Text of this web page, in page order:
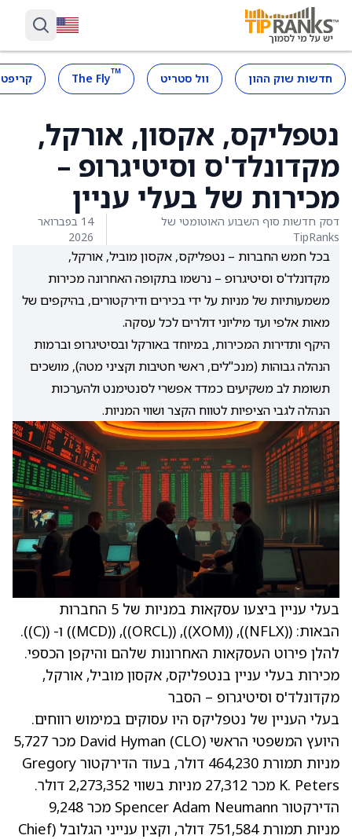
חדשות שוק ההון וול סטריט ™
The Fly
נטפליקס, אקסון, אורקל,
מקדונלד'ס וסיטיגרופ –
מכירות של בעלי עניין
דסק חדשות סוף השבוע האוטומטי של
TipRanks
14 בפברואר
2026
בכל חמש החברות – נטפליקס, אקסון מוביל, אורקל,
מקדונלד'ס וסיטיגרופ – נרשמו בתקופה האחרונה מכירות
משמעותיות של מניות על ידי בכירים ודירקטורים, בהיקפים של
מאות אלפי ועד מיליוני דולרים לכל עסקה.
היקף ותדירות המכירות, במיוחד באורקל ובסיטיגרופ וברמות
הנהלה גבוהות (מנכ"לים, ראשי חטיבות וקציני מטה), מושכים
תשומת לב משקיעים כמדד אפשרי לסנטימנט ולהערכות
הנהלה לגבי הציפיות לטווח הקצר ושווי המניות.
בעלי עניין ביצעו עסקאות במניות של 5 החברות
הבאות: ((NFLX)
), (
(XOM)
), (
(ORCL)
), (
(MCD) ) ו- ((C)
).
להלן פירוט העסקאות האחרונות שלהם והיקפן הכספי.
מכירות בעלי עניין בנטפליקס, אקסון מוביל, אורקל,
מקדונלד'ס וסיטיגרופ – הסבר
בעלי העניין של נטפליקס היו עסוקים במימוש רווחים.
היועץ המשפטי הראשי (CLO) David Hyman מכר 5,727
מניות תמורת 464,230 דולר, בעוד הדירקטור Gregory
K. Peters מכר 27,312 מניות בשווי 2,273,352 דולר.
הדירקטור Spencer Adam Neumann מכר 9,248
מניות תמורת 751,584 דולר, וקצין ענייני הגלובל (Chief